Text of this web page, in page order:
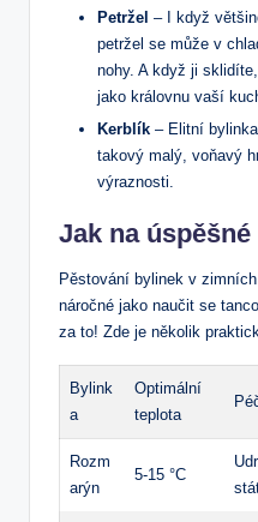
Petržel – I když
petržel se může v
nohy. A když ji
jako královnu vaší
Kerblík – Elitní
takový malý, voňavý
výraznosti.
Jak na
Pěstování bylinek v
náročné jako naučit se
za to! Zde je několik
Bylink
a
Optimální
teplota
Rozm
arýn
5-15 °C